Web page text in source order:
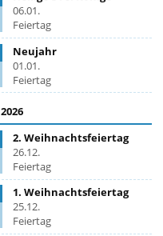
06.01.
Feiertag
Neujahr
01.01.
Feiertag
2026
2. Weihnachtsfeiertag
26.12.
Feiertag
1. Weihnachtsfeiertag
25.12.
Feiertag